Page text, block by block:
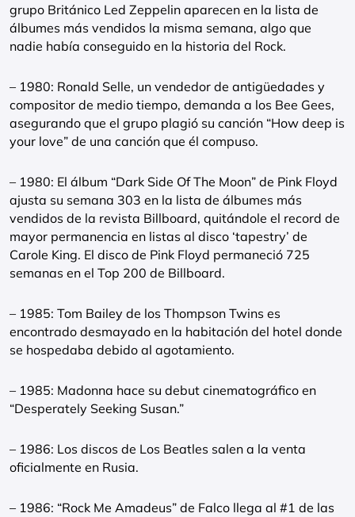
grupo Británico Led Zeppelin aparecen en la lista de
álbumes más vendidos la misma semana, algo que
nadie había conseguido en la historia del Rock.
– 1980: Ronald Selle, un vendedor de antigüedades y
compositor de medio tiempo, demanda a los Bee Gees,
asegurando que el grupo plagió su canción “How deep is
your love” de una canción que él compuso.
– 1980: El álbum “Dark Side Of The Moon” de Pink Floyd
ajusta su semana 303 en la lista de álbumes más
vendidos de la revista Billboard, quitándole el record de
mayor permanencia en listas al disco ‘tapestry’ de
Carole King. El disco de Pink Floyd permaneció 725
semanas en el Top 200 de Billboard.
– 1985: Tom Bailey de los Thompson Twins es
encontrado desmayado en la habitación del hotel donde
se hospedaba debido al agotamiento.
– 1985: Madonna hace su debut cinematográfico en
“Desperately Seeking Susan.”
– 1986: Los discos de Los Beatles salen a la venta
oficialmente en Rusia.
– 1986: “Rock Me Amadeus” de Falco llega al #1 de las